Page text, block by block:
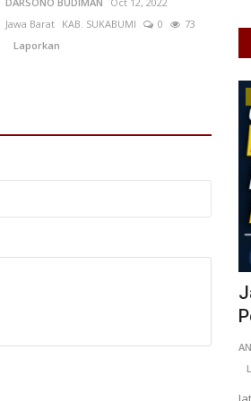
Jawa Barat
KAB. SUKABUMI 0
73
Laporkan
Jawa Tengah KOTA SEMARANG 0
55